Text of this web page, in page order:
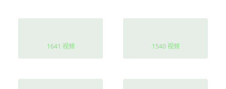
1641 视频 1540 视频